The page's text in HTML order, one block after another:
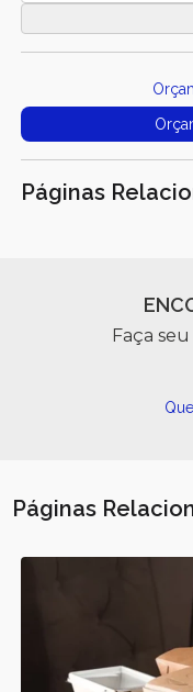
Páginas
Faça
Páginas